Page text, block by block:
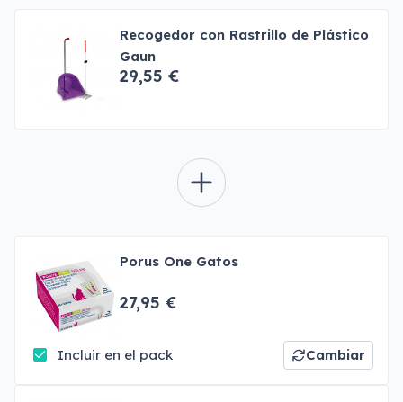
Recogedor con Rastrillo de Plástico
Gaun
29,55 €
Porus One Gatos
27,95 €
Incluir en el pack Cambiar